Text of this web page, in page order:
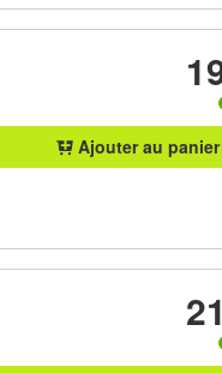
Ajouter au panier